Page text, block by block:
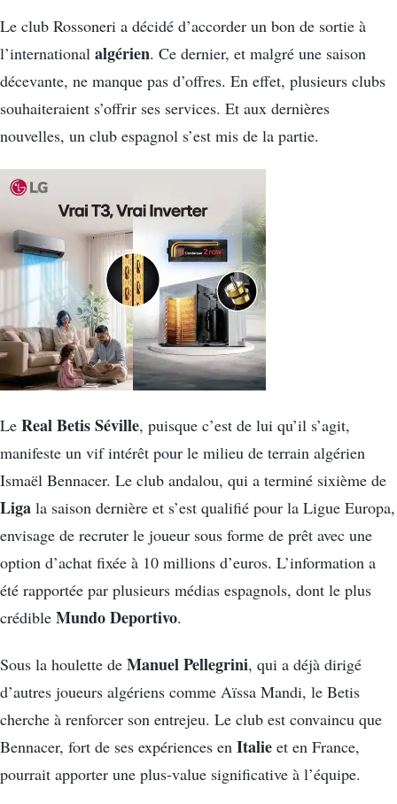
Le club Rossoneri a décidé d’accorder un bon de sortie à
l’international algérien. Ce dernier, et malgré une saison
décevante, ne manque pas d’offres. En effet, plusieurs clubs
souhaiteraient s’offrir ses services. Et aux dernières
nouvelles, un club espagnol s’est mis de la partie.
Le Real Betis Séville, puisque c’est de lui qu’il s’agit,
manifeste un vif intérêt pour le milieu de terrain algérien
Ismaël Bennacer. Le club andalou, qui a terminé sixième de
Liga la saison dernière et s’est qualifié pour la Ligue Europa,
envisage de recruter le joueur sous forme de prêt avec une
option d’achat fixée à 10 millions d’euros. L’information a
été rapportée par plusieurs médias espagnols, dont le plus
crédible Mundo Deportivo.
Sous la houlette de Manuel Pellegrini, qui a déjà dirigé
d’autres joueurs algériens comme Aïssa Mandi, le Betis
cherche à renforcer son entrejeu. Le club est convaincu que
Bennacer, fort de ses expériences en Italie et en France,
pourrait apporter une plus-value significative à l’équipe.